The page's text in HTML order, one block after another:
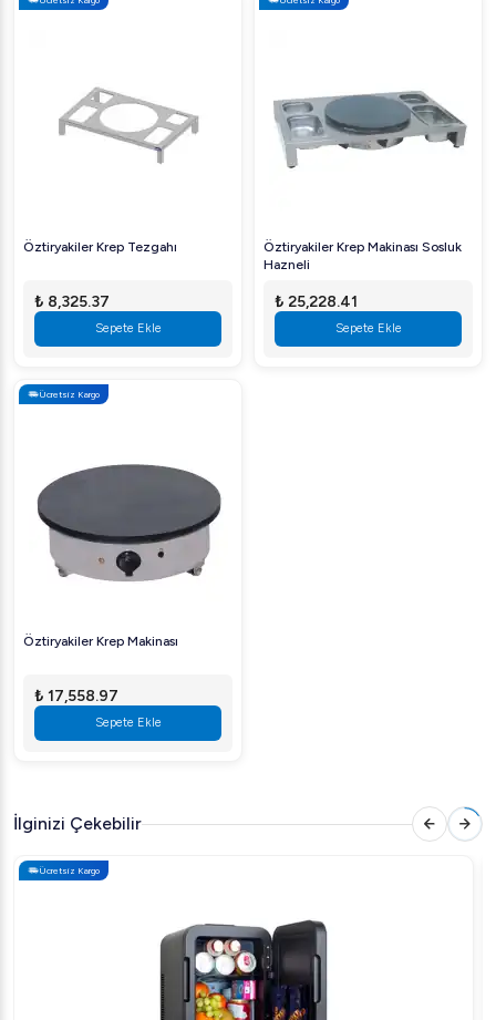
Güç:3000 W
Ölçüler:400 x 400 x 180 mm
Öztiryakiler'in güvenilirliği ve yenilikçi teknolojisi ile
tasarlanan bu krep makinesi, endüstriyel mutfağınızda
Öztiryakiler Krep Tezgahı
₺ 8,325.37
Sepete Ekle
Öztiryakiler Krep Makinası Sosluk
Hazneli
₺ 25,228.41
Sepete Ekle
Ücretsiz Kargo
Öztiryakiler Krep Makinası
₺ 17,558.97
Sepete Ekle
İlginizi Çekebilir
Ücretsiz Kargo